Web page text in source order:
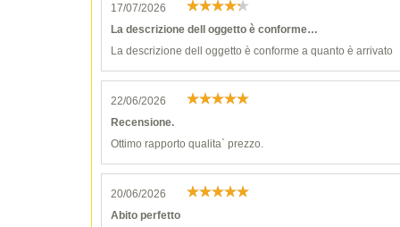
17/07/2026
La descrizione dell oggetto è conforme…
La descrizione dell oggetto è conforme a quanto è arrivato
22/06/2026
Recensione.
Ottimo rapporto qualita` prezzo.
20/06/2026
Abito perfetto